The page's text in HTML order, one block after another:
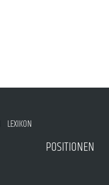
LEXIKON
POSITIONEN